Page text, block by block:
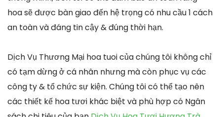
hoa sẽ được bàn giao đến hệ trọng có nhu cầu 1 cách
an toàn và đáng tin cậy & đúng thời hạn.
Dịch Vụ Thương Mại hoa tuoi của chúng tôi không chỉ
có tạm dừng ở cá nhân nhưng mà còn phục vụ các
công ty & tổ chức sự kiện. Chúng tôi có thể tạo nên
các thiết kế hoa tươi khác biệt và phù hợp có Ngân